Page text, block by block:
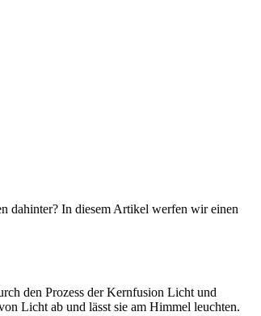
dahinter? In diesem Artikel werfen wir einen
den Prozess der Kernfusion Licht und
Licht ab und lässt sie am Himmel leuchten.